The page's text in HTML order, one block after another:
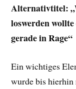
Alternativtitel:
loswerden
gerade in Rage“
Ein wichtiges
wurde bis